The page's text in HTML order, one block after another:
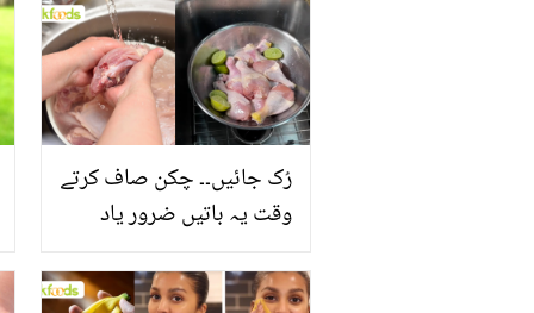
رُک جائیں۔۔ چکن صاف کرتے
وقت یہ باتیں ضرور یاد